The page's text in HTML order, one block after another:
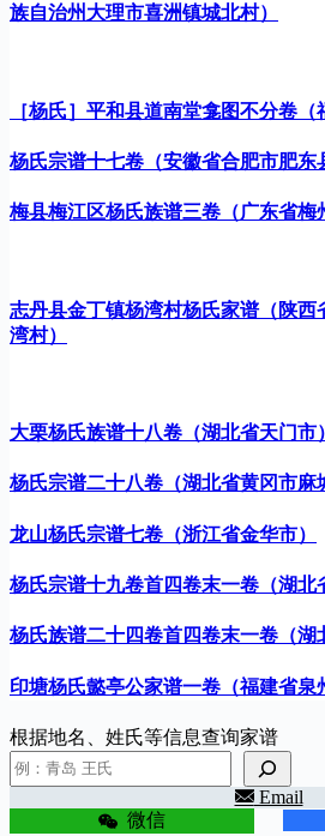
族自治州大理市喜洲镇城北村）
［杨氏］平和县道南堂龛图不分卷（
杨氏宗谱十七卷（安徽省合肥市肥东
梅县梅江区杨氏族谱三卷（广东省梅
志丹县金丁镇杨湾村杨氏家谱（陕西
湾村）
大栗杨氏族谱十八卷（湖北省天门市）
杨氏宗谱二十八卷（湖北省黄冈市麻
龙山杨氏宗谱七卷（浙江省金华市）
杨氏宗谱十九卷首四卷末一卷（湖北
杨氏族谱二十四卷首四卷末一卷（湖
印塘杨氏懿亭公家谱一卷（福建省泉
根据地名、姓氏等信息查询家谱
Email
微信